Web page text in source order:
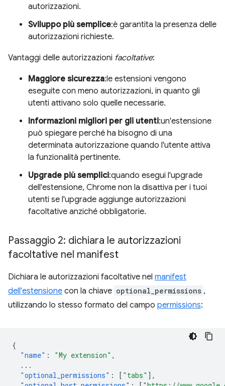
autorizzazioni.
Sviluppo più semplice:è garantita la presenza delle
autorizzazioni richieste.
Vantaggi delle autorizzazioni facoltative:
Maggiore sicurezza:le estensioni vengono
eseguite con meno autorizzazioni, in quanto gli
utenti attivano solo quelle necessarie.
Informazioni migliori per gli utenti:un'estensione
può spiegare perché ha bisogno di una
determinata autorizzazione quando l'utente attiva
la funzionalità pertinente.
Upgrade più semplici:quando esegui l'upgrade
dell'estensione, Chrome non la disattiva per i tuoi
utenti se l'upgrade aggiunge autorizzazioni
facoltative anziché obbligatorie.
Passaggio 2: dichiara le autorizzazioni
facoltative nel manifest
Dichiara le autorizzazioni facoltative nel manifest
dell'estensione con la chiave optional_permissions ,
utilizzando lo stesso formato del campo permissions:
{
"name" : "My extension" ,
...
"optional_permissions" : [ "tabs" ],